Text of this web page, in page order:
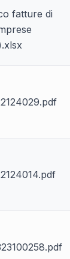
fatture di